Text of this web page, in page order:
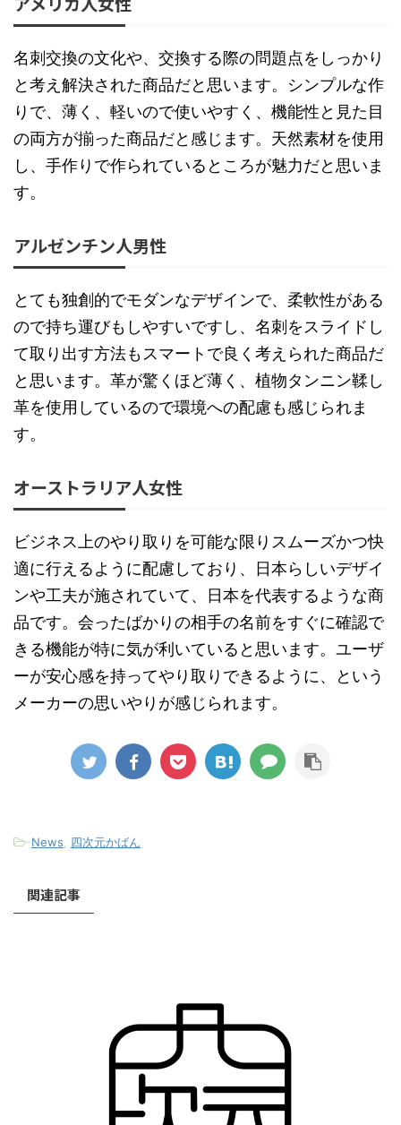
名刺交換の文化や、交換する際の問題点をしっかり
と考え解決された商品だと思います。シンプルな作
りで、薄く、軽いので使いやすく、機能性と見た目
の両方が揃った商品だと感じます。天然素材を使用
し、手作りで作られているところが魅力だと思いま
す。
アルゼンチン人男性
とても独創的でモダンなデザインで、柔軟性がある
ので持ち運びもしやすいですし、名刺をスライドし
て取り出す方法もスマートで良く考えられた商品だ
と思います。革が驚くほど薄く、植物タンニン鞣し
革を使用しているので環境への配慮も感じられま
す。
オーストラリア人女性
ビジネス上のやり取りを可能な限りスムーズかつ快
適に行えるように配慮しており、日本らしいデザイ
ンや工夫が施されていて、日本を代表するような商
品です。会ったばかりの相手の名前をすぐに確認で
きる機能が特に気が利いていると思います。ユーザ
ーが安心感を持ってやり取りできるように、という
メーカーの思いやりが感じられます。
-News 四次元かばん
関連記事